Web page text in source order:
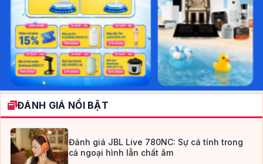
ĐÁNH GIÁ NỔI BẬT
Đánh giá JBL Live 780NC: Sự cá tính trong
cả ngoại hình lẫn chất âm